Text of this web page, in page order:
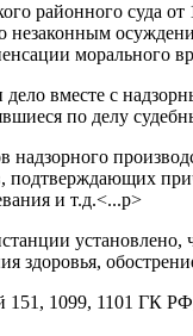
районного суда
незаконным
морального
вместе с
по делу
подтверждающих
и т.д.<...p>
установлено,
здоровья,
151, 1099, 1101 ГК